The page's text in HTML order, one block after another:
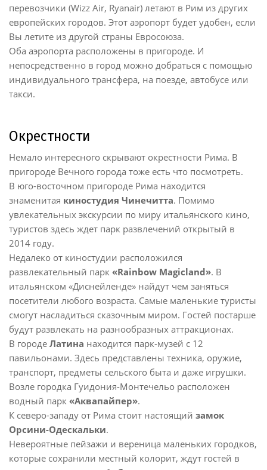
перевозчики (Wizz Air, Ryanair) летают в Рим из других
европейских городов. Этот аэропорт будет удобен, если
Вы летите из другой страны Евросоюза.
Оба аэропорта расположены в пригороде. И
непосредственно в город можно добраться с помощью
индивидуального трансфера, на поезде, автобусе или
такси.
Окрестности
Немало интересного скрывают окрестности Рима. В
пригороде Вечного города тоже есть что посмотреть.
В юго-восточном пригороде Рима находится
знаменитая киностудия Чинечитта. Помимо
увлекательных экскурсии по миру итальянского кино,
туристов здесь ждет парк развлечений открытый в
2014 году.
Недалеко от киностудии расположился
развлекательный парк «Rainbow Magicland». В
итальянском «Диснейленде» найдут чем заняться
посетители любого возраста. Самые маленькие туристы
смогут насладиться сказочным миром. Гостей постарше
будут развлекать на разнообразных аттракционах.
В городе Латина находится парк-музей с 12
павильонами. Здесь представлены техника, оружие,
транспорт, предметы сельского быта и даже игрушки.
Возле городка Гуидония-Монтечельо расположен
водный парк «Аквапайпер».
К северо-западу от Рима стоит настоящий замок
Орсини-Одескальки.
Невероятные пейзажи и вереница маленьких городков,
которые сохранили местный колорит, ждут гостей в